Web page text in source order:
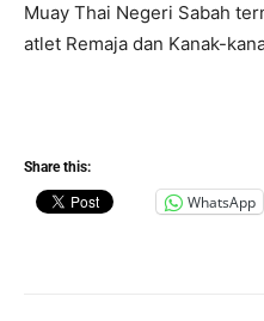
Muay Thai Negeri Sabah
atlet Remaja dan Kanak-
Share this:
WhatsApp